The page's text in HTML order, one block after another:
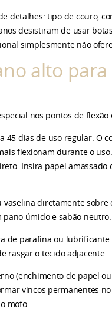
detalhes: tipo de couro,
desistiram de usar
simplesmente não
alto
nos pontos de
dias de uso regular. O
flexionam durante o uso.
Insira papel
diretamente sobre
pano úmido e sabão neutro.
parafina ou
rasgar o tecido adjacente.
(enchimento de papel
vincos permanentes
mofo.